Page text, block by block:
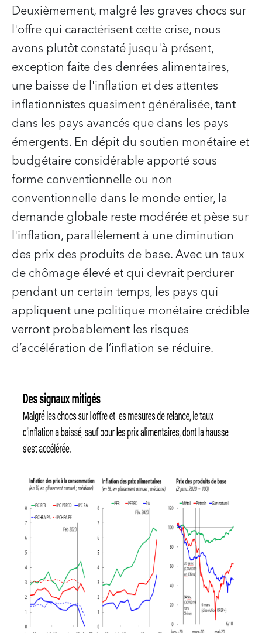
Deuxièmement, malgré les graves chocs sur
l'offre qui caractérisent cette crise, nous
avons plutôt constaté jusqu'à présent,
exception faite des denrées alimentaires,
une baisse de l'inflation et des attentes
inflationnistes quasiment généralisée, tant
dans les pays avancés que dans les pays
émergents. En dépit du soutien monétaire et
budgétaire considérable apporté sous
forme conventionnelle ou non
conventionnelle dans le monde entier, la
demande globale reste modérée et pèse sur
l'inflation, parallèlement à une diminution
des prix des produits de base. Avec un taux
de chômage élevé et qui devrait perdurer
pendant un certain temps, les pays qui
appliquent une politique monétaire crédible
verront probablement les risques
d’accélération de l’inflation se réduire.